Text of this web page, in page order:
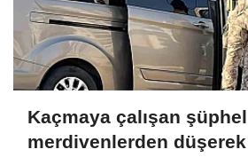
Kaçmaya çalışan
merdivenlerden düşerek